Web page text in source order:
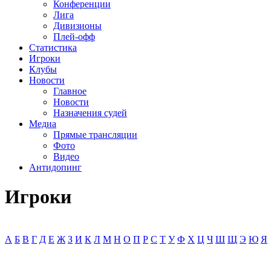
Конференции
Лига
Дивизионы
Плей-офф
Статистика
Игроки
Клубы
Новости
Главное
Новости
Назначения судей
Медиа
Прямые трансляции
Фото
Видео
Антидопинг
Игроки
А Б В Г Д Е Ж З И К Л М Н О П Р С Т У Ф Х Ц Ч Ш Щ Э Ю Я